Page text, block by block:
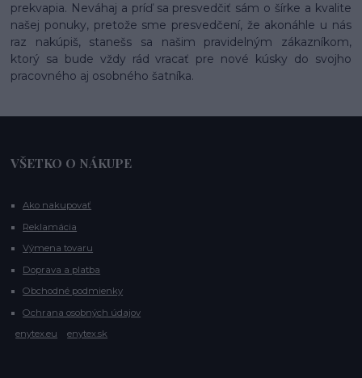
prekvapia. Neváhaj a príď sa presvedčiť sám o šírke a kvalite
našej ponuky, pretože sme presvedčení, že akonáhle u nás
raz nakúpiš, stanešs sa našim pravidelným zákazníkom,
ktorý sa bude vždy rád vracať pre nové kúsky do svojho
pracovného aj osobného šatníka.
VŠETKO O NÁKUPE
Ako nakupovať
Reklamácia
Výmena tovaru
Doprava a platba
Obchodné podmienky
Ochrana osobných údajov
enytex.eu
enytex.sk